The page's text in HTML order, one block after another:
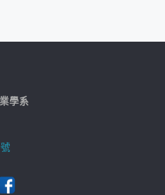
學系